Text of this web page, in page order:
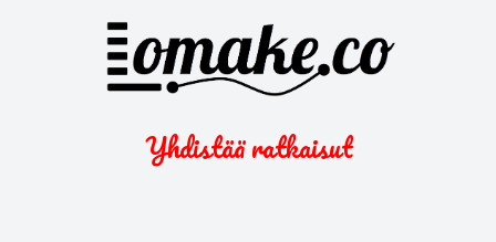
Yhdistää ratkaisut